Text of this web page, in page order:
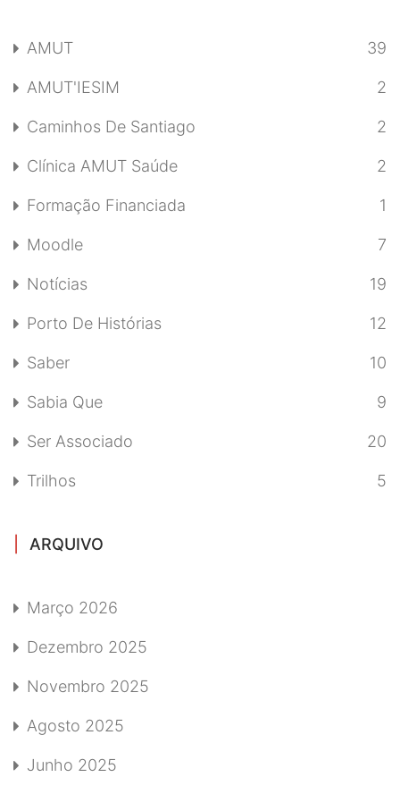
AMUT 39
AMUT'IESIM 2
Caminhos De Santiago 2
Clínica AMUT Saúde 2
Formação Financiada 1
Moodle 7
Notícias 19
Porto De Histórias 12
Saber 10
Sabia Que 9
Ser Associado 20
Trilhos 5
ARQUIVO
Março 2026
Dezembro 2025
Novembro 2025
Agosto 2025
Junho 2025